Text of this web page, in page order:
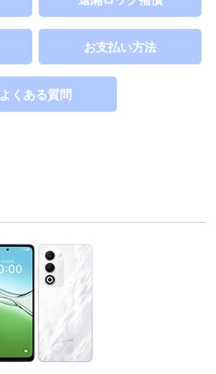
お支払い方法
よくある質問